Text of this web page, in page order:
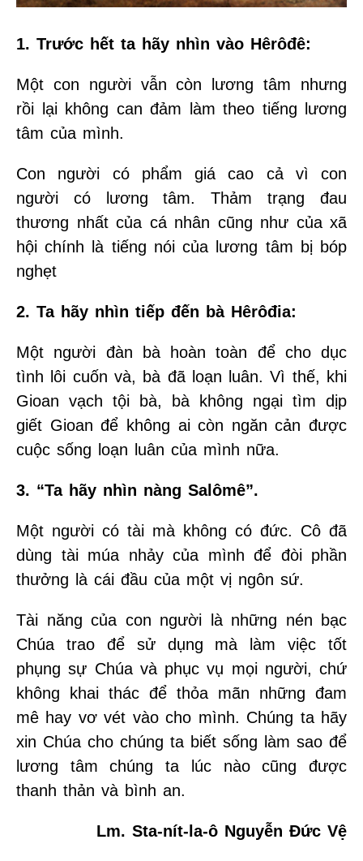
1. Trước hết ta hãy nhìn vào Hêrôđê:
Một con người vẫn còn lương tâm nhưng
rồi lại không can đảm làm theo tiếng lương
tâm của mình.
Con người có phẩm giá cao cả vì con
người có lương tâm. Thảm trạng đau
thương nhất của cá nhân cũng như của xã
hội chính là tiếng nói của lương tâm bị bóp
nghẹt
2. Ta hãy nhìn tiếp đến bà Hêrôđia:
Một người đàn bà hoàn toàn để cho dục
tình lôi cuốn và, bà đã loạn luân. Vì thế, khi
Gioan vạch tội bà, bà không ngại tìm dịp
giết Gioan để không ai còn ngăn cản được
cuộc sống loạn luân của mình nữa.
3. “Ta hãy nhìn nàng Salômê”.
Một người có tài mà không có đức. Cô đã
dùng tài múa nhảy của mình để đòi phần
thưởng là cái đầu của một vị ngôn sứ.
Tài năng của con người là những nén bạc
Chúa trao để sử dụng mà làm việc tốt
phụng sự Chúa và phục vụ mọi người, chứ
không khai thác để thỏa mãn những đam
mê hay vơ vét vào cho mình. Chúng ta hãy
xin Chúa cho chúng ta biết sống làm sao để
lương tâm chúng ta lúc nào cũng được
thanh thản và bình an.
Lm. Sta-nít-la-ô Nguyễn Đức Vệ